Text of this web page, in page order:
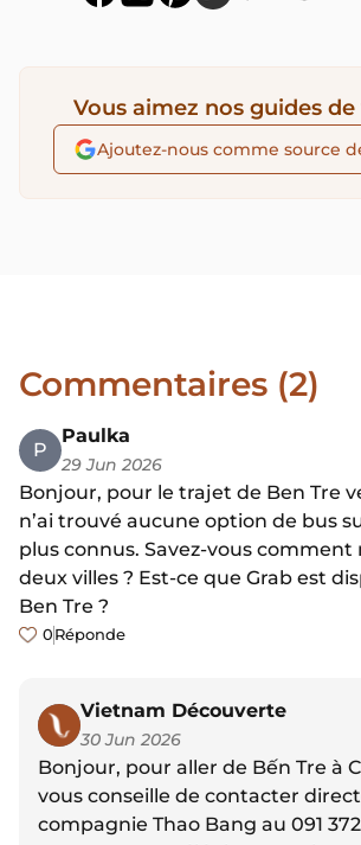
Vous aimez nos guides de
Ajoutez-nous comme source
Commentaires (2)
P
Paulka
29 Jun 2026
Bonjour, pour le trajet de Ben Tre
n’ai trouvé aucune option de bus
plus connus. Savez-vous comment
deux villes ? Est-ce que Grab est
Ben Tre ?
0 Réponde
Vietnam Découverte
30 Jun 2026
Bonjour, pour aller de Bến Tre à
vous conseille de contacter
compagnie Thao Bang au 091 372